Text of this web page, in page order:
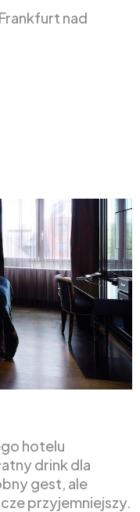
nad
hotelu
drink dla
gest, ale
przyjemniejszy.